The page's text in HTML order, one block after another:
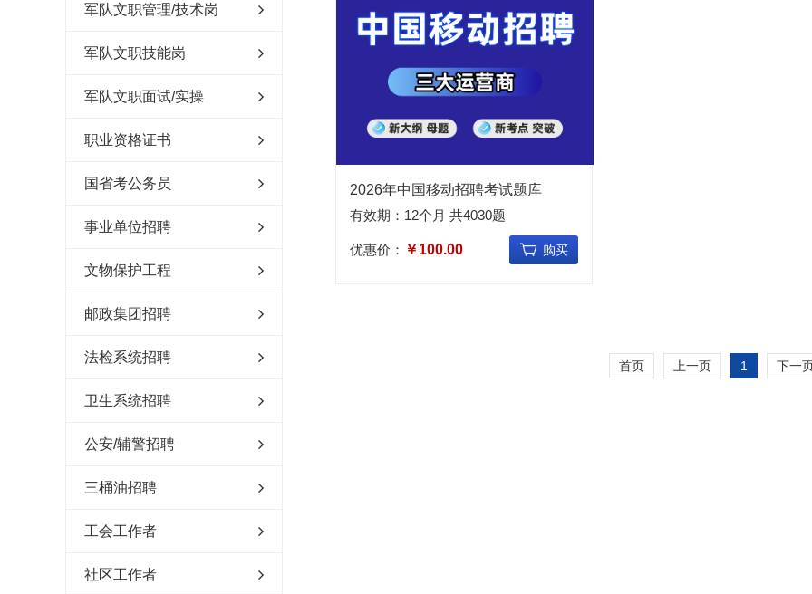
军队文职管理/技术岗
军队文职技能岗
军队文职面试/实操
职业资格证书
国省考公务员
事业单位招聘
文物保护工程
邮政集团招聘
法检系统招聘
卫生系统招聘
公安/辅警招聘
三桶油招聘
工会工作者
社区工作者
2026年中国移动招聘考试题库
有效期：12个月 共4030题
优惠价： ￥100.00 购买
首页 上一页 1 下一